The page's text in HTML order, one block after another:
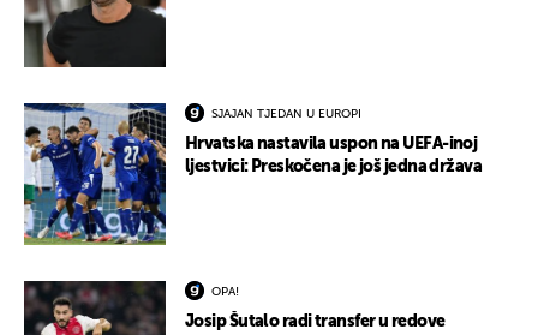
SJAJAN TJEDAN U EUROPI
Hrvatska nastavila uspon na UEFA-inoj
ljestvici: Preskočena je još jedna država
OPA!
Josip Šutalo radi transfer u redove